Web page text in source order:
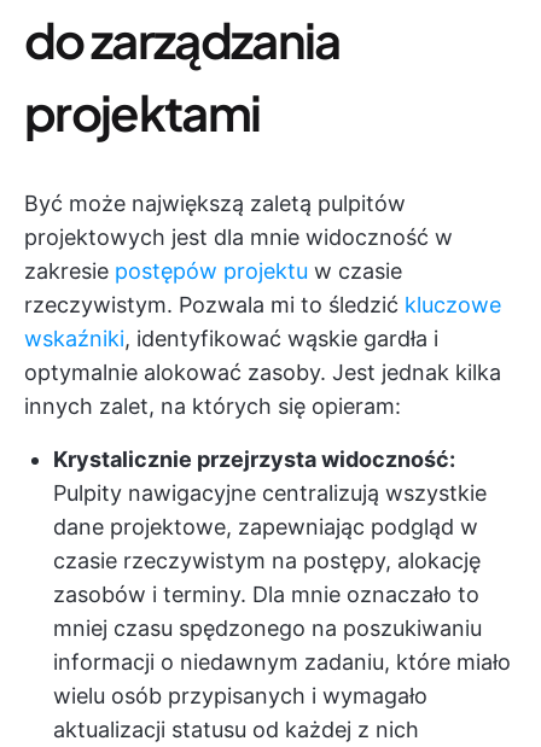
do zarządzania
projektami
Być może największą zaletą pulpitów
projektowych jest dla mnie widoczność w
zakresie postępów projektu w czasie
rzeczywistym. Pozwala mi to śledzić kluczowe
wskaźniki, identyfikować wąskie gardła i
optymalnie alokować zasoby. Jest jednak kilka
innych zalet, na których się opieram:
Krystalicznie przejrzysta widoczność:
Pulpity nawigacyjne centralizują wszystkie
dane projektowe, zapewniając podgląd w
czasie rzeczywistym na postępy, alokację
zasobów i terminy. Dla mnie oznaczało to
mniej czasu spędzonego na poszukiwaniu
informacji o niedawnym zadaniu, które miało
wielu osób przypisanych i wymagało
aktualizacji statusu od każdej z nich